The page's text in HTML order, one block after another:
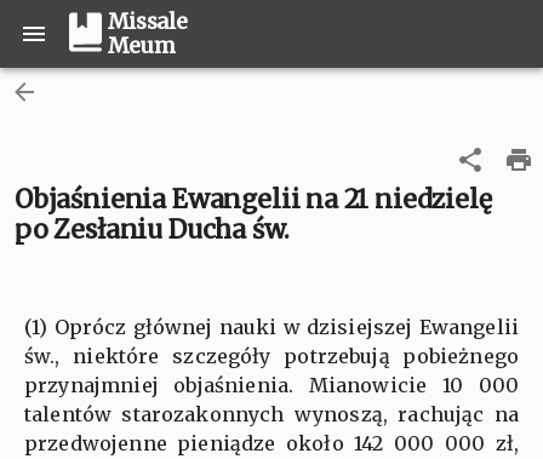
Missale
Meum
Objaśnienia Ewangelii na 21 niedzielę
po Zesłaniu Ducha św.
(1) Oprócz głównej nauki w dzisiejszej Ewangelii
św., niektóre szczegóły potrzebują pobieżnego
przynajmniej objaśnienia. Mianowicie 10 000
talentów starozakonnych wynoszą, rachując na
przedwojenne pieniądze około 142 000 000 zł,